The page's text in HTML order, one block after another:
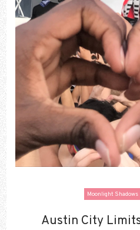
Moonlight Shadows
Austin City
Austin City